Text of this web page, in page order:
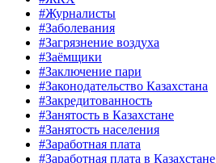
#Журналисты
#Заболевания
#Загрязнение воздуха
#Заёмщики
#Заключение пари
#Законодательство Казахстана
#Закредитованность
#Занятость в Казахстане
#Занятость населения
#Заработная плата
#Заработная плата в Казахстане